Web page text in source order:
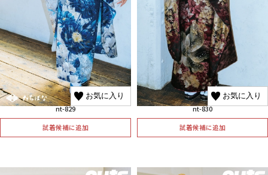
お気に入り
nt-829
試着候補に追加
お気に入り
nt-830
試着候補に追加